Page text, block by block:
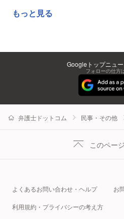
もっと見る
Googleトップニュ
フォローの仕方
弁護士ドットコム 民事・その他
このペー
よくあるお問い合わせ・ヘルプ お
利用規約・プライバシーの考え方